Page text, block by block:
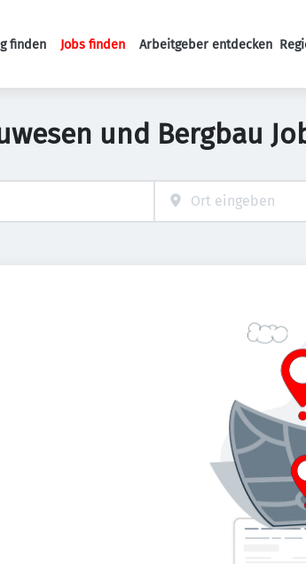
Haupt-Navigation
finden Jobs finden Arbeitgeber entdecken
und Bergbau